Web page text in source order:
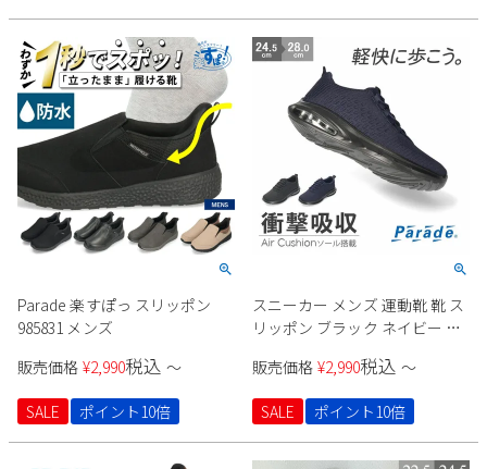
Parade 楽すぽっ スリッポン
985831 メンズ
販売価格 ¥2,990税込 〜
SALE ポイント10倍
スニーカー メンズ 運動靴 靴 ス
リッポン ブラック ネイビー カ
衝撃吸収 992W Parade
販売価格 ¥2,990税込 〜
SALE ポイント10倍